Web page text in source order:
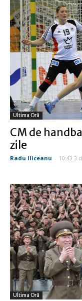
Ultima Oră
CM de
zile
Radu Iliceanu - 10:43 3
Ultima Oră